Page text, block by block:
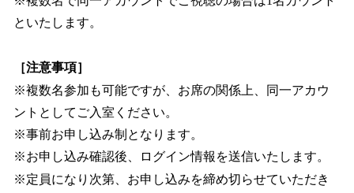
といたします。
［注意事項］
※複数名参加も可能ですが、お席の関係上、同一アカウ
ントとしてご入室ください。
※事前お申し込み制となります。
※お申し込み確認後、ログイン情報を送信いたします。
※定員になり次第、お申し込みを締め切らせていただき